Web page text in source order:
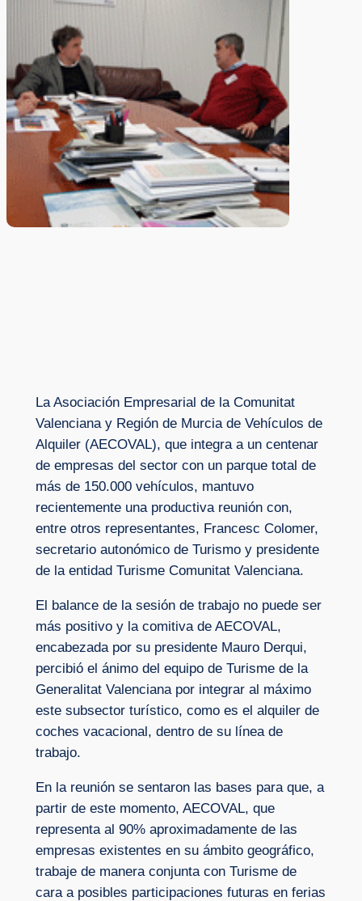
La Asociación Empresarial de la Comunitat
Valenciana y Región de Murcia de Vehículos de
Alquiler (AECOVAL), que integra a un centenar
de empresas del sector con un parque total de
más de 150.000 vehículos, mantuvo
recientemente una productiva reunión con,
entre otros representantes, Francesc Colomer,
secretario autonómico de Turismo y presidente
de la entidad Turisme Comunitat Valenciana.
El balance de la sesión de trabajo no puede ser
más positivo y la comitiva de AECOVAL,
encabezada por su presidente Mauro Derqui,
percibió el ánimo del equipo de Turisme de la
Generalitat Valenciana por integrar al máximo
este subsector turístico, como es el alquiler de
coches vacacional, dentro de su línea de
trabajo.
En la reunión se sentaron las bases para que, a
partir de este momento, AECOVAL, que
representa al 90% aproximadamente de las
empresas existentes en su ámbito geográfico,
trabaje de manera conjunta con Turisme de
cara a posibles participaciones futuras en ferias